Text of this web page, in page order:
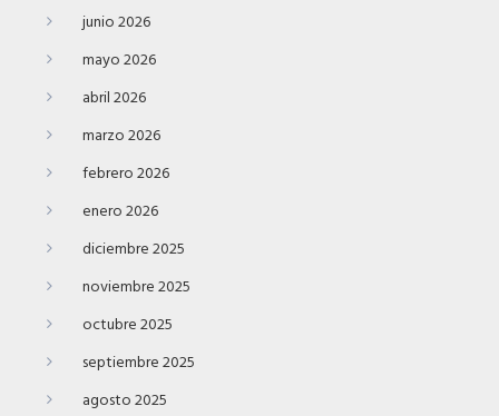
junio 2026
mayo 2026
abril 2026
marzo 2026
febrero 2026
enero 2026
diciembre 2025
noviembre 2025
octubre 2025
septiembre 2025
agosto 2025